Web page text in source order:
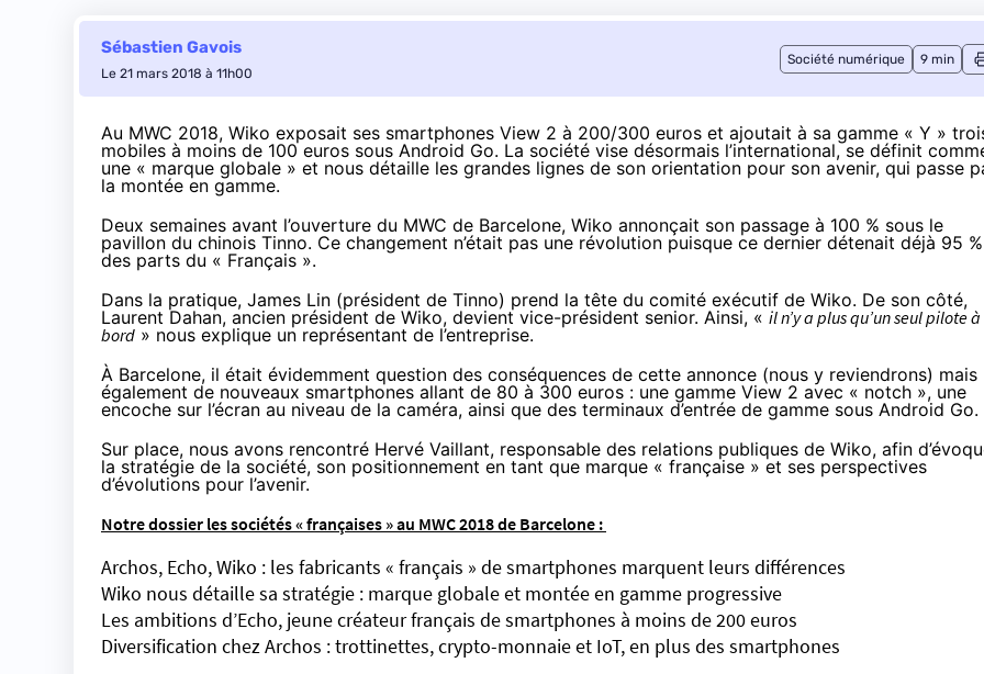
Sébastien Gavois
Le 21 mars 2018 à 11h00
Société numérique 9 min
Au MWC 2018, Wiko exposait ses smartphones View 2 à 200/300 euros et ajoutait à sa gamme « Y »
mobiles à moins de 100 euros sous Android Go. La société vise désormais l’international, se définit
une « marque globale » et nous détaille les grandes lignes de son orientation pour son avenir, qui passe
la montée en gamme.
Deux semaines avant l’ouverture du MWC de Barcelone, Wiko annonçait son passage à 100 % sous le
pavillon du chinois Tinno. Ce changement n’était pas une révolution puisque ce dernier détenait déjà 95 %
des parts du « Français ».
Dans la pratique, James Lin (président de Tinno) prend la tête du comité exécutif de Wiko. De son côté,
Laurent Dahan, ancien président de Wiko, devient vice-président senior. Ainsi, « il n’y a plus qu’un seul pilote à
bord » nous explique un représentant de l’entreprise.
À Barcelone, il était évidemment question des conséquences de cette annonce (nous y reviendrons) mais
également de nouveaux smartphones allant de 80 à 300 euros : une gamme View 2 avec « notch », une
encoche sur l’écran au niveau de la caméra, ainsi que des terminaux d’entrée de gamme sous Android Go.
Sur place, nous avons rencontré Hervé Vaillant, responsable des relations publiques de Wiko, afin
la stratégie de la société, son positionnement en tant que marque « française » et ses perspectives
d’évolutions pour l’avenir.
Notre dossier les sociétés « françaises » au MWC2018 de Barcelone :
Archos, Echo, Wiko : les fabricants « français » de smartphones marquent leurs différences
Wiko nous détaille sa stratégie : marque globale et montée en gamme progressive
Les ambitions d’Echo, jeune créateur français de smartphones à moins de 200 euros
Diversification chez Archos : trottinettes, crypto-monnaie et IoT, en plus des smartphones